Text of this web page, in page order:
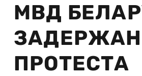
МВД
ПРОТЕСТА